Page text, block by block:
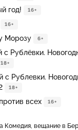
год! 16+
16+
Морозу 6+
с Рублёвки.
18+
с Рублевки.
18+
всех 16+
Комедия, вещание в